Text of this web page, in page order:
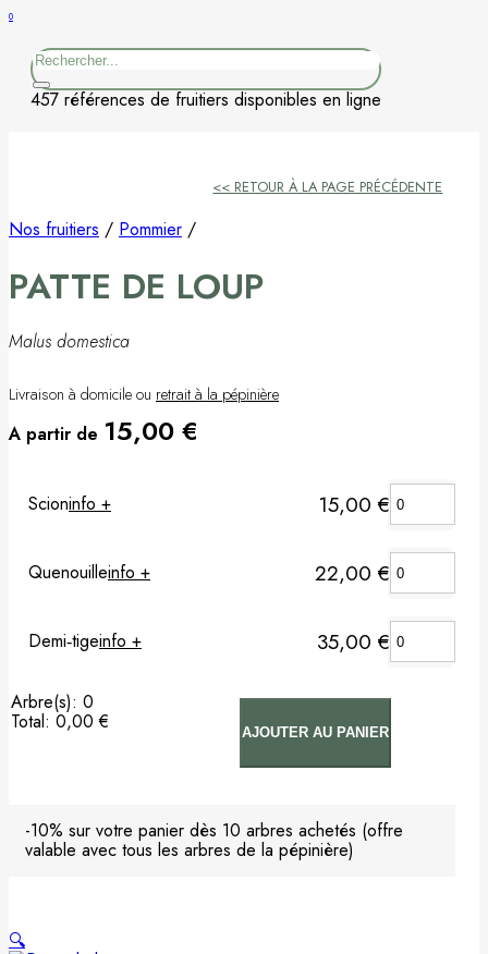
Kaki
Noisetier
Prunier
Porte-greffes & greffons
0
Rechercher
457 références de fruitiers disponibles en ligne
Nos fruitiers / Pommier /
PATTE DE LOUP
Malus domestica
Livraison à domicile ou retrait à la pépinière
A partir de 15,00 €
Scioninfo + 15,00 €
Quenouilleinfo + 22,00 €
Demi‑tigeinfo + 35,00 €
Arbre(s): 0
Total: 0,00 €
0,00 €
AJOUTER AU PANIER
-10% sur votre panier dès 10 arbres achetés (offre
valable avec tous les arbres de la pépinière)
<< RETOUR À LA PAGE PRÉCÉDENTE
🔍